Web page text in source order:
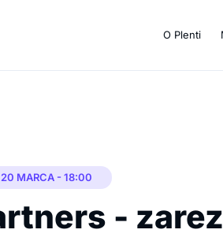
O Plenti
20 MARCA - 18:00
-